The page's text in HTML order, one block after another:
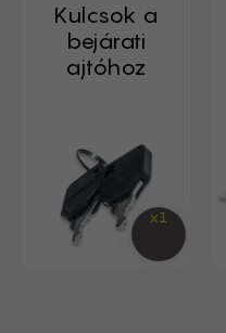
Kulcsok a
bejárati
ajtóhoz